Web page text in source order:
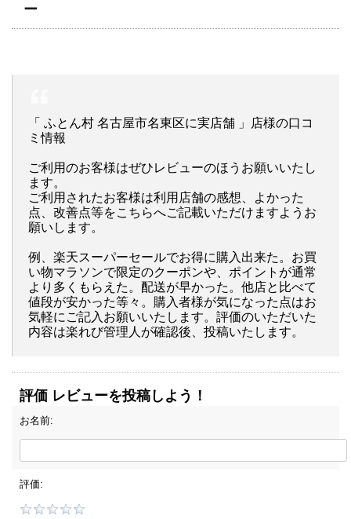
ー
「 ふとん村 名古屋市名東区に実店舗 」店様の口コ
ミ情報
ご利用のお客様はぜひレビューのほうお願いいたし
ます。
ご利用されたお客様は利用店舗の感想、よかった
点、改善点等をこちらへご記載いただけますようお
願いします。
例、楽天スーパーセールでお得に購入出来た。お買
い物マラソンで限定のクーポンや、ポイントが通常
より多くもらえた。配送が早かった。他店と比べて
値段が安かった等々。購入者様が気になった点はお
気軽にご記入お願いいたします。評価のいただいた
内容は楽れび管理人が確認後、投稿いたします。
評価 レビューを投稿しよう！
お名前:
評価: